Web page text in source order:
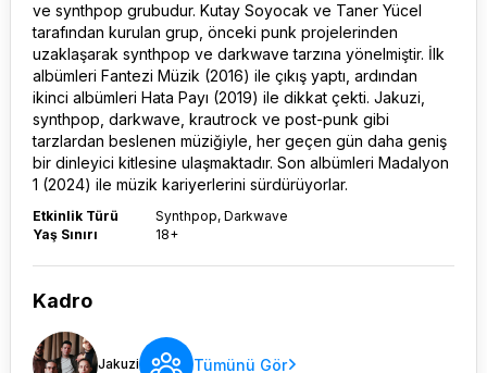
ve synthpop grubudur. Kutay Soyocak ve Taner Yücel
tarafından kurulan grup, önceki punk projelerinden
uzaklaşarak synthpop ve darkwave tarzına yönelmiştir. İlk
albümleri Fantezi Müzik (2016) ile çıkış yaptı, ardından
ikinci albümleri Hata Payı (2019) ile dikkat çekti. Jakuzi,
synthpop, darkwave, krautrock ve post-punk gibi
tarzlardan beslenen müziğiyle, her geçen gün daha geniş
bir dinleyici kitlesine ulaşmaktadır. Son albümleri Madalyon
1 (2024) ile müzik kariyerlerini sürdürüyorlar.
Etkinlik Türü
Synthpop, Darkwave
Yaş Sınırı
18+
Kadro
Jakuzi Tümünü Gör